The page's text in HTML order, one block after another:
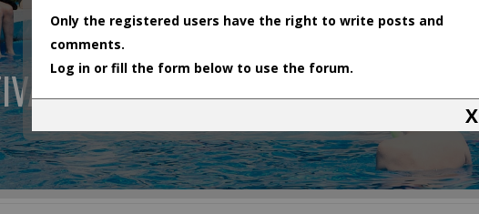
Only the registered users have the right to write posts and
comments.
Log in or fill the form below to use the forum.
X